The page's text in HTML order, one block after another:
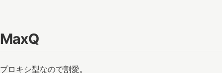
MaxQ
プロキシ型なので割愛。